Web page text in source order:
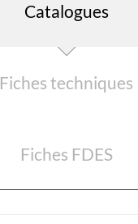
Catalogues
Fiches techniques
Fiches FDES